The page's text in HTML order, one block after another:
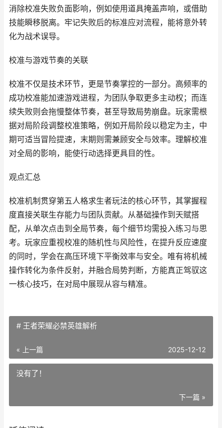
消除校准失败负面影响，例如使用道具掩盖声响，或借助
技能瞬移脱离。牢记失败后的标准应对流程，能将意外转
化为战术误导。
校准与游戏节奏的关联
校准不仅是技术环节，更是节奏掌控的一部分。高频率的
成功校准能加速游戏进程，为团队争取更多主动权；而连
续失败则会拖慢整体节奏，甚至导致局势崩盘。玩家需根
据对局阶段调整校准策略，例如开局阶段以稳定为主，中
期可适当冒险提速，末期则需兼顾安全与效率。理解校准
对全局的影响，能使行动选择更具目的性。
观点汇总
校准机制贯穿第五人格求生者玩法的核心环节，其掌握程
度直接关联生存能力与团队贡献。从基础操作到天赋搭
配，从单次点击到全局节奏，每个细节均需投入练习与思
考。玩家应重视校准的随机性与风险性，在提升反应速度
的同时，学会在高压环境下平衡效率与安全。唯有将机械
操作转化为条件反射，并融合局势判断，方能真正驾驭这
一核心技巧，在对局中展现从容与精准。
# 王者荣耀必禁英雄解析
« 上一篇 2025-12-12
没有了！
下一篇 »